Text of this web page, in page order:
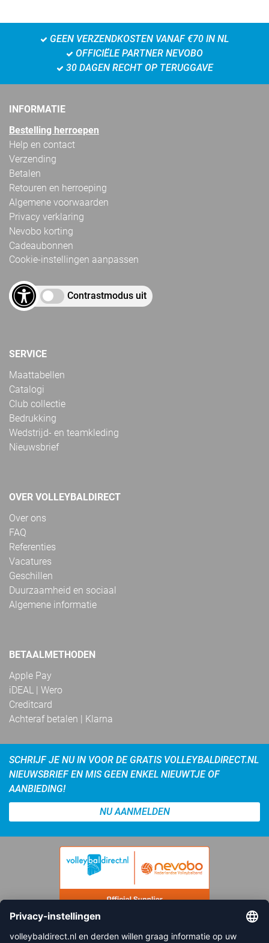
GEEN VERZENDKOSTEN VANAF €70 IN NL
OFFICIËLE PARTNER NEVOBO
30 DAGEN RECHT OP TERUGGAVE
INFORMATIE
Bestelling herroepen
Help en contact
Verzending
Betalen
Retouren en herroeping
Algemene voorwaarden
Privacy verklaring
Nevobo korting
Cadeaubonnen
Cookie-instellingen aanpassen
Contrastmodus uit
SERVICE
Maattabellen
Catalogi
Club collectie
Bedrukking
Wedstrijd- en teamkleding
Nieuwsbrief
OVER VOLLEYBALDIRECT
Over ons
FAQ
Referenties
Vacatures
Geschillen
Duurzaamheid en sociaal
Algemene informatie
BETAALMETHODEN
Apple Pay
iDEAL | Wero
Creditcard
Achteraf betalen | Klarna
SCHRIJF JE NU IN VOOR DE GRATIS VOLLEYBALDIRECT.NL
NIEUWSBRIEF EN MIS GEEN ENKEL NIEUWTJE OF
AANBIEDING!
NU AANMELDEN